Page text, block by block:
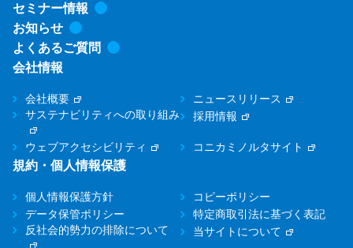
セミナー情報
お知らせ
よくあるご質問
会社情報
会社概要
ニュースリリース
サステナビリティへの取り組み
採用情報
ウェブアクセシビリティ コニカミノルタサイト
規約・個人情報保護
個人情報保護方針
コピーポリシー
データ保管ポリシー
特定商取引法に基づく表記
反社会的勢力の排除について
当サイトについて